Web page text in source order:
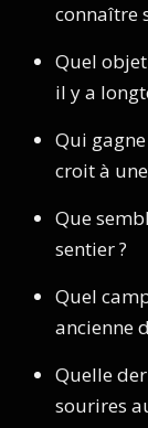
connaître
Quel
il y a
Qui
croit à
Que
sentier ?
Quel
ancienne
Quelle
sourires